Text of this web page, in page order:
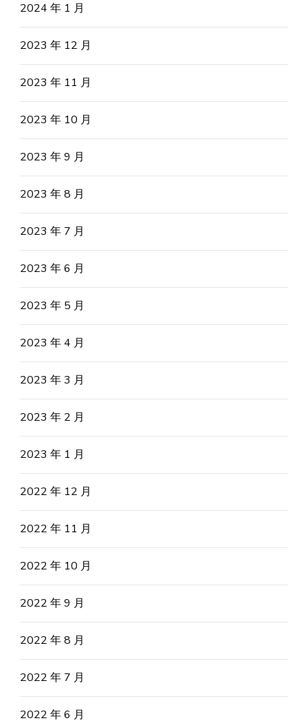
2024 年 1 月
2023 年 12 月
2023 年 11 月
2023 年 10 月
2023 年 9 月
2023 年 8 月
2023 年 7 月
2023 年 6 月
2023 年 5 月
2023 年 4 月
2023 年 3 月
2023 年 2 月
2023 年 1 月
2022 年 12 月
2022 年 11 月
2022 年 10 月
2022 年 9 月
2022 年 8 月
2022 年 7 月
2022 年 6 月